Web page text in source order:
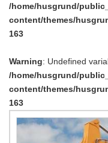
/home/husgrund/
content/themes/
163
Warning: Undefined
/home/husgrund/
content/themes/
163